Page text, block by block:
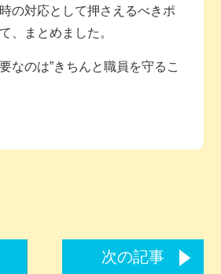
の対応として押さえるべきポ
、まとめました。
なのは”きちんと職員を守るこ
次の記事